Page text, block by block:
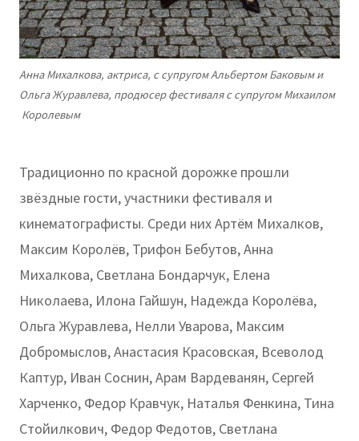
Анна Михалкова, актриса, с супругом Альбертом Баковым и
Ольга Журавлева, продюсер фестиваля с супругом Михаилом
Королевым
Традиционно по красной дорожке прошли
звёздные гости, участники фестиваля и
кинематографисты. Среди них Артём Михалков,
Максим Королёв, Трифон Бебутов, Анна
Михалкова, Светлана Бондарчук, Елена
Николаева, Илона Гайшун, Надежда Королёва,
Ольга Журавлева, Нелли Уварова, Максим
Добромыслов, Анастасия Красовская, Всеволод
Каптур, Иван Соснин, Арам Вардеванян, Сергей
Харченко, Федор Кравчук, Наталья Фенкина, Тина
Стойилкович, Федор Федотов, Светлана